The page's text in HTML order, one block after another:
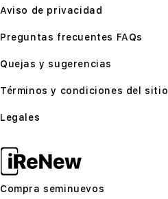
Aviso de privacidad
Preguntas frecuentes FAQs
Quejas y sugerencias
Términos y condiciones del sitio
Legales
Compra seminuevos